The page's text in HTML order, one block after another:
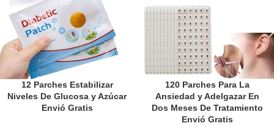
12 Parches Estabilizar
Niveles De Glucosa y Azúcar
Envió Gratis
120 Parches Para La
Ansiedad y Adelgazar En
Dos Meses De Tratamiento
Envió Gratis